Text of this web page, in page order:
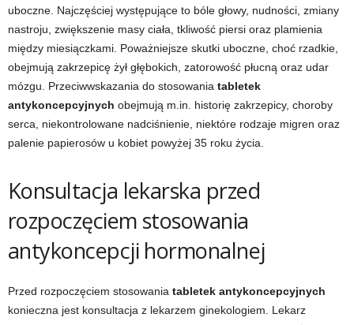
uboczne. Najczęściej występujące to bóle głowy, nudności, zmiany
nastroju, zwiększenie masy ciała, tkliwość piersi oraz plamienia
między miesiączkami. Poważniejsze skutki uboczne, choć rzadkie,
obejmują zakrzepicę żył głębokich, zatorowość płucną oraz udar
mózgu. Przeciwwskazania do stosowania tabletek
antykoncepcyjnych obejmują m.in. historię zakrzepicy, choroby
serca, niekontrolowane nadciśnienie, niektóre rodzaje migren oraz
palenie papierosów u kobiet powyżej 35 roku życia.
Konsultacja lekarska przed
rozpoczęciem stosowania
antykoncepcji hormonalnej
Przed rozpoczęciem stosowania tabletek antykoncepcyjnych
konieczna jest konsultacja z lekarzem ginekologiem. Lekarz